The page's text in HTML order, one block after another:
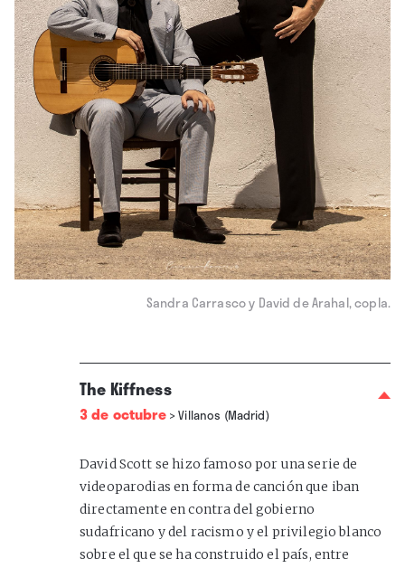
Sandra Carrasco y David de Arahal, copla.
The Kiffness
3 de octubre>Villanos (Madrid)
David Scott se hizo famoso por una serie de
videoparodias en forma de canción que iban
directamente en contra del gobierno
sudafricano y del racismo y el privilegio blanco
sobre el que se ha construido el país, entre